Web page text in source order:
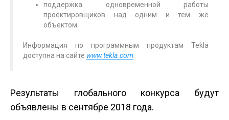
поддержка одновременной работы
проектировщиков над одним и тем же
объектом.
Информация по программным продуктам Tekla
доступна на сайте www.tekla.com
Результаты глобального конкурса будут
объявлены в сентябре 2018 года.